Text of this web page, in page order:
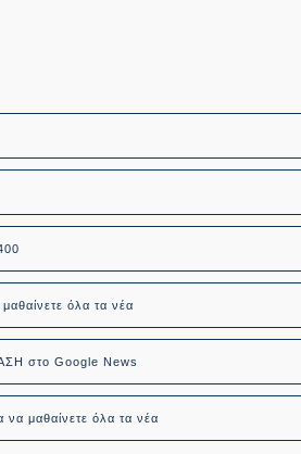
όλα τα νέα
στο Google News
μαθαίνετε όλα τα νέα